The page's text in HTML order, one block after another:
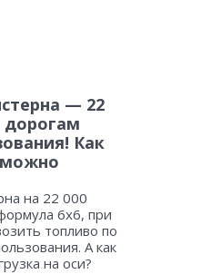
— 22
дорогам
Как
на 22 000
6х6, при
топливо по
А как
на оси?